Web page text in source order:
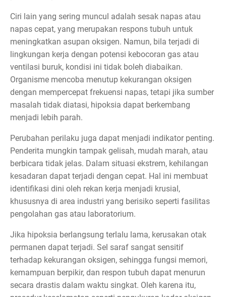
Ciri lain yang sering muncul adalah sesak napas atau
napas cepat, yang merupakan respons tubuh untuk
meningkatkan asupan oksigen. Namun, bila terjadi di
lingkungan kerja dengan potensi kebocoran gas atau
ventilasi buruk, kondisi ini tidak boleh diabaikan.
Organisme mencoba menutup kekurangan oksigen
dengan mempercepat frekuensi napas, tetapi jika sumber
masalah tidak diatasi, hipoksia dapat berkembang
menjadi lebih parah.
Perubahan perilaku juga dapat menjadi indikator penting.
Penderita mungkin tampak gelisah, mudah marah, atau
berbicara tidak jelas. Dalam situasi ekstrem, kehilangan
kesadaran dapat terjadi dengan cepat. Hal ini membuat
identifikasi dini oleh rekan kerja menjadi krusial,
khususnya di area industri yang berisiko seperti fasilitas
pengolahan gas atau laboratorium.
Jika hipoksia berlangsung terlalu lama, kerusakan otak
permanen dapat terjadi. Sel saraf sangat sensitif
terhadap kekurangan oksigen, sehingga fungsi memori,
kemampuan berpikir, dan respon tubuh dapat menurun
secara drastis dalam waktu singkat. Oleh karena itu,